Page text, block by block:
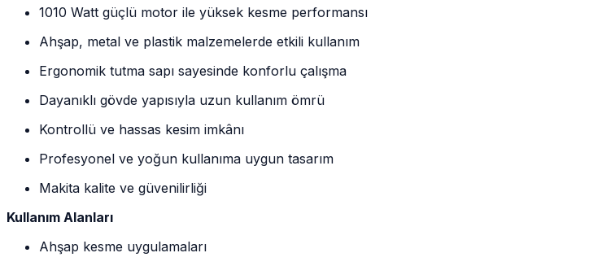
1010 Watt güçlü motor ile yüksek kesme performansı
Ahşap, metal ve plastik malzemelerde etkili kullanım
Ergonomik tutma sapı sayesinde konforlu çalışma
Dayanıklı gövde yapısıyla uzun kullanım ömrü
Kontrollü ve hassas kesim imkânı
Profesyonel ve yoğun kullanıma uygun tasarım
Makita kalite ve güvenilirliği
Kullanım Alanları
Ahşap kesme uygulamaları